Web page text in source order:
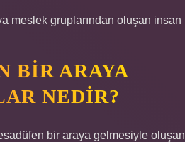
meslek gruplarından oluşan insan
BIR ARAYA
NEDIR?
bir araya gelmesiyle oluşan